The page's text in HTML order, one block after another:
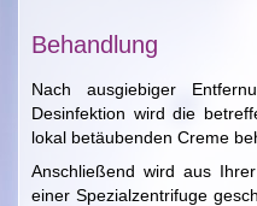
Behandlung
Nach ausgiebiger
Desinfektion wird die
lokal betäubenden Creme
Anschließend wird aus
einer Spezialzentrifuge